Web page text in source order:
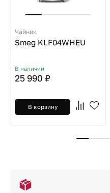
Чайник
Smeg KLF04WHEU
В наличии
25 990 ₽
В корзину